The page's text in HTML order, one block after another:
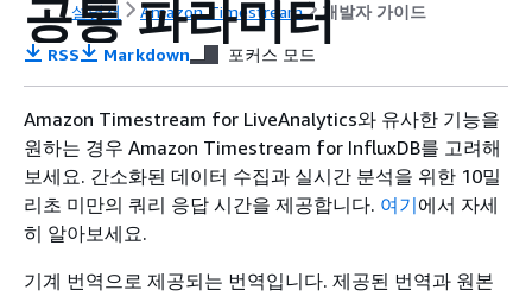
설명서 Amazon Timestream 개발자 가이드
공통 파라미터
RSS Markdown 포커스 모드
Amazon Timestream for LiveAnalytics와 유사한 기능을
원하는 경우 Amazon Timestream for InfluxDB를 고려해
보세요. 간소화된 데이터 수집과 실시간 분석을 위한 10밀
리초 미만의 쿼리 응답 시간을 제공합니다. 여기에서 자세
히 알아보세요.
기계 번역으로 제공되는 번역입니다. 제공된 번역과 원본